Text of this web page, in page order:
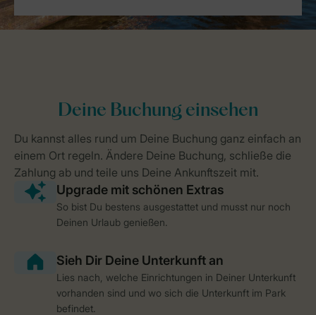
So bist Du bestens ausgestattet und musst nur noch
Deinen Urlaub genießen.
Lies nach, welche Einrichtungen in Deiner Unterkunft
vorhanden sind und wo sich die Unterkunft im Park
befindet.